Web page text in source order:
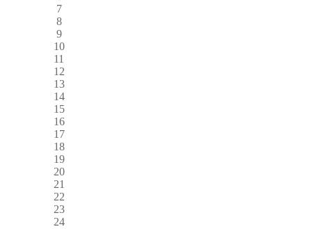
7
8
9
10
11
12
13
14
15
16
17
18
19
20
21
22
23
24